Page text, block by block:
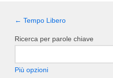
← Tempo Libero
Ricerca per parole chiave
Più opzioni